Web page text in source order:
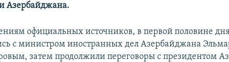
Азербайджана.
официальных источников, в первой половине
с министром иностранных дел Азербайджана
затем продолжили переговоры с президентом